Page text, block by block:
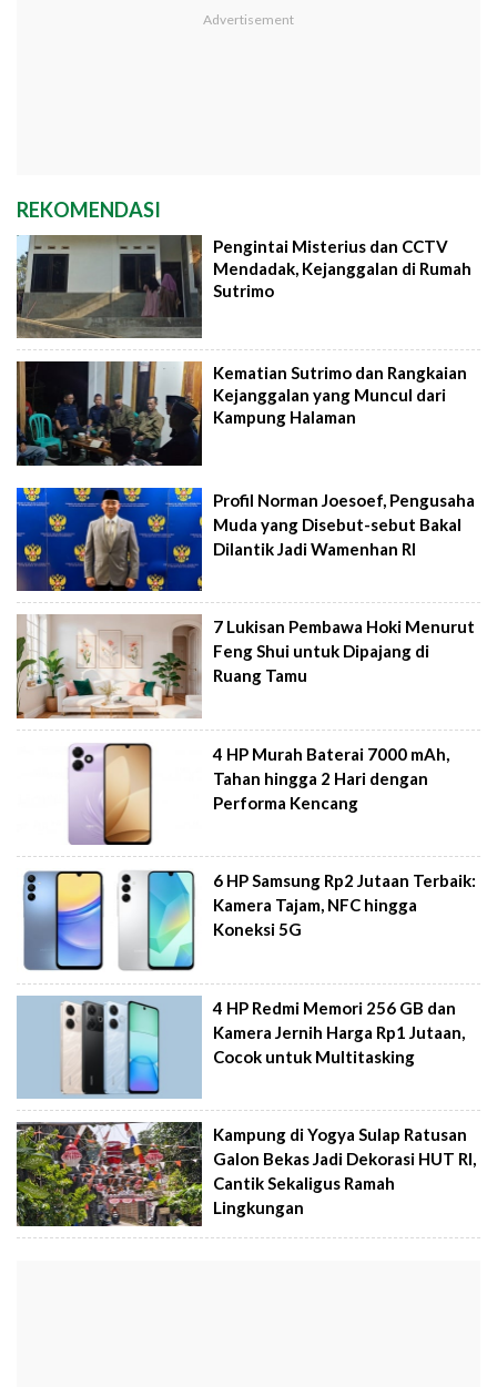
REKOMENDASI
Pengintai Misterius dan CCTV
Mendadak, Kejanggalan di Rumah
Sutrimo
Kematian Sutrimo dan Rangkaian
Kejanggalan yang Muncul dari
Kampung Halaman
Profil Norman Joesoef, Pengusaha
Muda yang Disebut-sebut Bakal
Dilantik Jadi Wamenhan RI
7 Lukisan Pembawa Hoki Menurut
Feng Shui untuk Dipajang di
Ruang Tamu
4 HP Murah Baterai 7000 mAh,
Tahan hingga 2 Hari dengan
Performa Kencang
6 HP Samsung Rp2 Jutaan Terbaik:
Kamera Tajam, NFC hingga
Koneksi 5G
4 HP Redmi Memori 256 GB dan
Kamera Jernih Harga Rp1 Jutaan,
Cocok untuk Multitasking
Kampung di Yogya Sulap Ratusan
Galon Bekas Jadi Dekorasi HUT RI,
Cantik Sekaligus Ramah
Lingkungan